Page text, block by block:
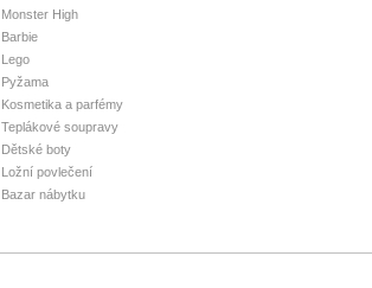
Monster High
Barbie
Lego
Pyžama
Kosmetika a parfémy
Teplákové soupravy
Dětské boty
Ložní povlečení
Bazar nábytku